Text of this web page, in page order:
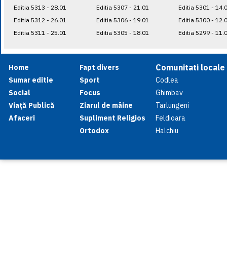
Editia 5313 - 28.01
Editia 5312 - 26.01
Editia 5311 - 25.01
Editia 5307 - 21.01
Editia 5306 - 19.01
Editia 5305 - 18.01
Editia 5301 -
Editia 5300 -
Editia 5299 -
Home
Sumar editie
Social
Viață Publică
Afaceri
Fapt divers
Sport
Focus
Ziarul de mâine
Supliment Religios
Ortodox
Comunitati locale
Codlea
Ghimbav
Tarlungeni
Feldioara
Halchiu